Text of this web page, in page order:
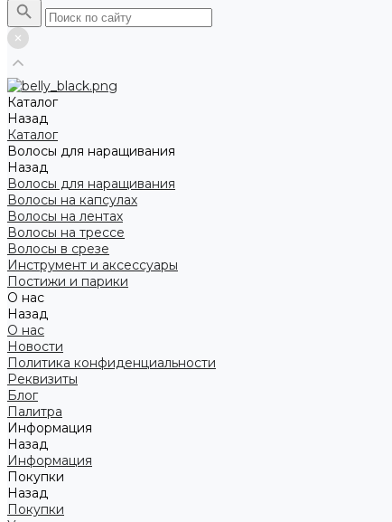
Каталог
Назад
Каталог
Волосы для наращивания
Назад
Волосы для наращивания
Волосы на капсулах
Волосы на лентах
Волосы на трессе
Волосы в срезе
Инструмент и аксессуары
Постижи и парики
О нас
Назад
О нас
Новости
Политика конфиденциальности
Реквизиты
Блог
Палитра
Информация
Назад
Информация
Покупки
Назад
Покупки